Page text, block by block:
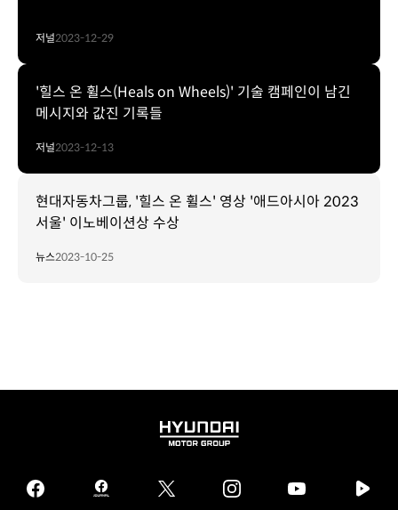
저널2023-12-29
'힐스 온 휠스(Heals on Wheels)' 기술 캠페인이 남긴
메시지와 값진 기록들
저널2023-12-13
현대자동차그룹, '힐스 온 휠스' 영상 '애드아시아 2023
서울' 이노베이션상 수상
뉴스2023-10-25
HYUNDAI
GROUP
facebook
hmg twitter instagram